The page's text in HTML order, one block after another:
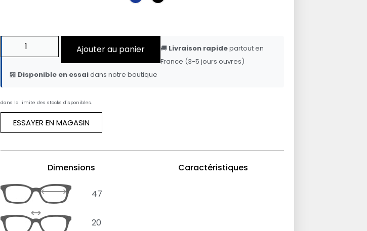
Ajouter au panier 🚚 Livraison rapidepartout en
France (3-5 jours ouvres)
🏪 Disponible en essaidans notre boutique
dans la limite des stocks disponibles.
ESSAYER EN MAGASIN
Dimensions
47
20
Caractéristiques